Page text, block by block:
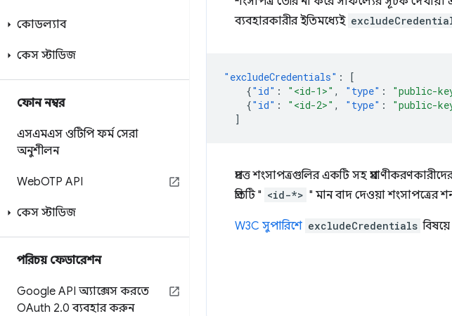
কোডল্যাব
কেস স্টাডিজ
ফোন নম্বর
এসএমএস ওটিপি ফর্ম সেরা
অনুশীলন
WebOTP API
কেস স্টাডিজ
পরিচয় ফেডারেশন
Google API অ্যাক্সেস করতে
OAuth 2.0 ব্যবহার করুন
ব্যবহারকারীর ইতিমধ্যেই
"excludeCredentials" :
[
{"id" : "<id-1>" , "type" : "public-
{"id" : "<id-2>" , "type" : "public-
]
প্রদত্ত শংসাপত্রগুলির একটি সহ
প্রতিটি " <id-*> " মান বাদ দেওয়া শংসাপত্রের
W3C সুপারিশে excludeCredentials